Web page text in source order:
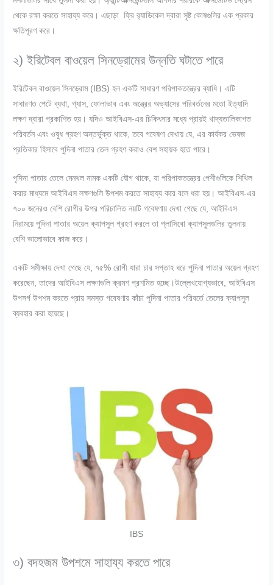
থেকে রক্ষা করতে সাহায্য করে। এছাড়া ফ্রি র‌্যাডিকেল দ্বারা সৃষ্ট কোষগুলির এক প্রকার
ক্ষতিপূরণ করে।
২) ইরিটেবল বাওয়েল সিনড্রোমের উন্নতি ঘটাতে পারে
ইরিটেবল বাওয়েল সিনড্রোম (IBS) হল একটি সাধারণ পরিপাকতন্ত্রের ব্যাধি। এটি
সাধারণত পেটে ব্যথা, গ্যাস, ফোলাভাব এবং অন্ত্রের অভ্যাসের পরিবর্তনের মতো ইত্যাদি
লক্ষণ দ্বারা প্রকাশিত হয়। যদিও আইবিএস-এর চিকিৎসার মধ্যে প্রায়ই খাদ্যতালিকাগত
পরিবর্তন এবং ওষুধ গ্রহণ অন্তর্ভুক্ত থাকে, তবে গবেষণা দেখায় যে, এর কার্যকর ভেষজ
প্রতিকার হিসাবে পুদিনা পাতার তেল গ্রহণ করাও বেশ সহায়ক হতে পারে।
পৃদিনা পাতার তেলে মেনথল নামক একটি যৌগ থাকে, যা পরিপাকতন্ত্রের পেশীগুলিকে শিথিল
করার মাধ্যমে আইবিএস লক্ষণগুলি উপশম করতে সাহায্য করে বলে ধরা হয়। আইবিএস-এর
৭০০ জনেরও বেশি রোগীর উপর পরিচালিত নয়টি গবেষণায় দেখা গেছে যে, আইবিএস
নিরাময়ে পুদিনা পাতার অয়েল ক্যাপসুল গ্রহণ করলে তা প্লাসিবো ক্যাপসুলগুলির তুলনায়
বেশি ভালোভাবে কাজ করে।
একটি সমীক্ষায় দেখা গেছে যে, ৭৫% রোগী যারা চার সপ্তাহ ধরে পুদিনা পাতার অয়েল গ্রহণ
করেছেন, তাদের আইবিএস লক্ষণগুলি ক্রমশ প্রশমিত হচ্ছে।উল্লেখযোগ্যভাবে, আইবিএস
উপসর্গ উপশম করতে প্রায় সমস্ত গবেষণায় কাঁচা পুদিনা পাতার পরিবর্তে তেলের ক্যাপসুল
ব্যবহার করা হয়েছে।
IBS
৩) বদহজম উপশমে সাহায্য করতে পারে